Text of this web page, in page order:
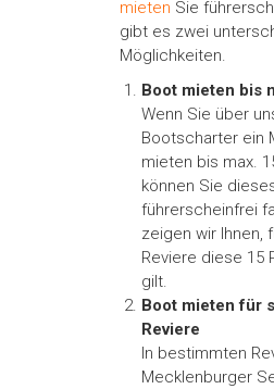
mieten Sie
gibt es zwei
Möglichkeiten.
Boot mieten bis
Wenn Sie über
Bootscharter ein
mieten bis max.
können Sie
führerscheinfrei
zeigen wir Ihnen,
Reviere diese 15
gilt.
Boot mieten für
Reviere
In bestimmten
Mecklenburger